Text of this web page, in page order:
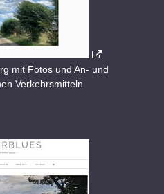
mit Fotos und An- und
Verkehrsmitteln